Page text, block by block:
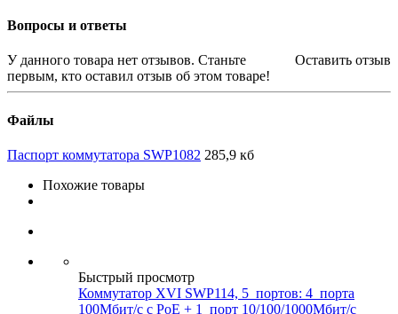
Вопросы и ответы
Оставить отзыв
У данного товара нет отзывов. Станьте
первым, кто оставил отзыв об этом товаре!
Файлы
Паспорт коммутатора SWP1082 285,9 кб
Похожие товары
Быстрый просмотр
Коммутатор XVI SWP114, 5_портов: 4_порта
100Мбит/с с PoE + 1_порт 10/100/1000Мбит/с